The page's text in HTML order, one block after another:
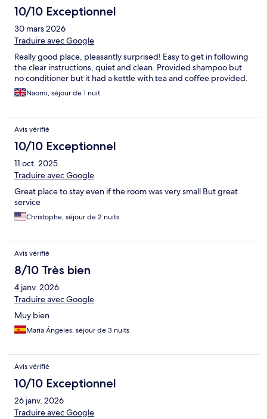
10/10 Exceptionnel
30 mars 2026
Traduire avec Google
Really good place, pleasantly surprised! Easy to get in following
the clear instructions, quiet and clean. Provided shampoo but
no conditioner but it had a kettle with tea and coffee provided.
Naomi, séjour de 1 nuit
Avis vérifié
10/10 Exceptionnel
11 oct. 2025
Traduire avec Google
Great place to stay even if the room was very small But great
service
Christophe, séjour de 2 nuits
Avis vérifié
8/10 Très bien
4 janv. 2026
Traduire avec Google
Muy bien
María Ángeles, séjour de 3 nuits
Avis vérifié
10/10 Exceptionnel
26 janv. 2026
Traduire avec Google